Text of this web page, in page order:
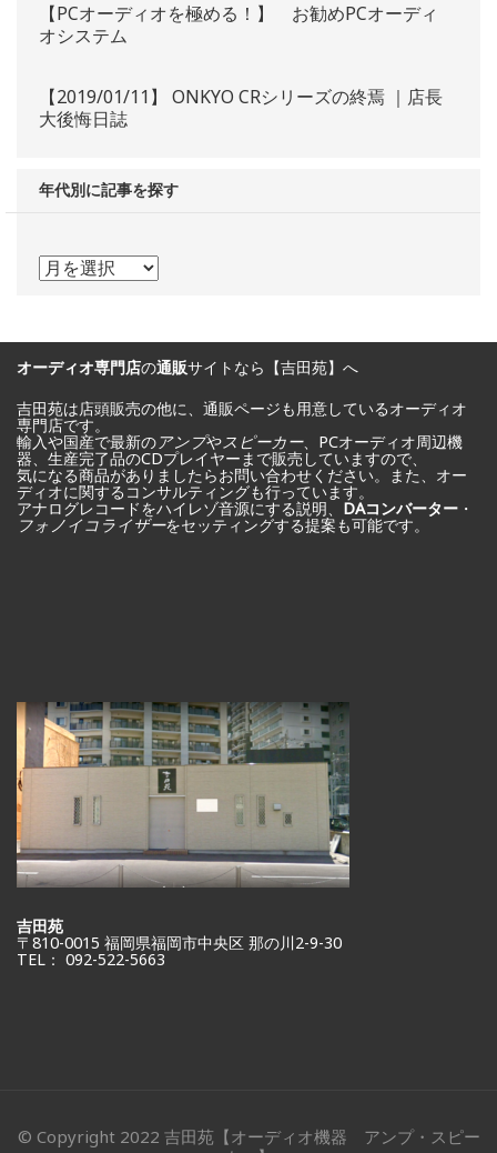
【PCオーディオを極める！】 お勧めPCオーディ
オシステム
【2019/01/11】 ONKYO CRシリーズの終焉 ｜店長
大後悔日誌
年代別に記事を探す
年
別
に
記
事
を
探
オーディオ専門店の通販サイトなら【吉田苑】へ
吉田苑は店頭販売の他に、通販ページも用意しているオーディオ
専門店です。
輸入や国産で最新のアンプやスピーカー、PCオーディオ周辺機
器、生産完了品のCDプレイヤーまで販売していますので、
気になる商品がありましたらお問い合わせください。また、オー
ディオに関するコンサルティングも行っています。
アナログレコードをハイレゾ音源にする説明、 DAコンバーター ・
フォノイコライザーをセッティングする提案も可能です。
吉田苑
〒810-0015 福岡県福岡市中央区 那の川2-9-30
TEL： 092-522-5663
© Copyright 2022 吉田苑【オーディオ機器 アンプ・スピー